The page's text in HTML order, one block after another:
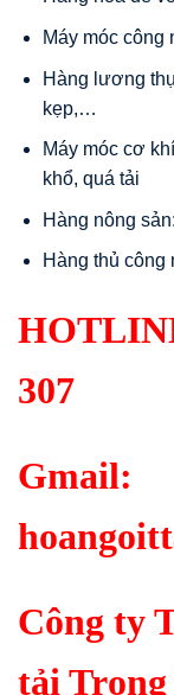
Máy móc công
Hàng lương
kẹp,…
Máy móc cơ
khổ, quá tải
Hàng nông
Hàng thủ công
307
Gmail:
Công ty
tải Trọng